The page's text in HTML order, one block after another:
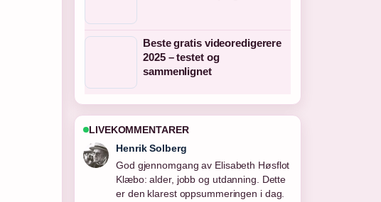
Beste gratis videoredigerere
2025 – testet og
sammenlignet
LIVEKOMMENTARER
Nora Berg
Folgjer Det angår også deg – handling
og... tett – setter pris pa den balanserte
tonen her.